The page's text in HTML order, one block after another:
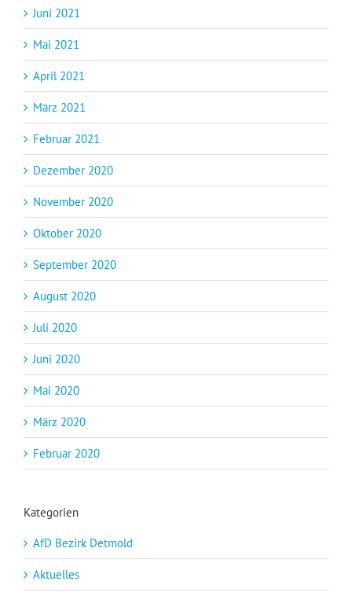
Juni 2021
Mai 2021
April 2021
März 2021
Februar 2021
Dezember 2020
November 2020
Oktober 2020
September 2020
August 2020
Juli 2020
Juni 2020
Mai 2020
März 2020
Februar 2020
Kategorien
AfD Bezirk Detmold
Aktuelles